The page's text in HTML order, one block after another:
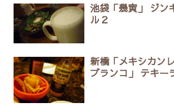
池袋「幾寅」 ジン
ル２
新橋「メキシカン
ブランコ」 テキー